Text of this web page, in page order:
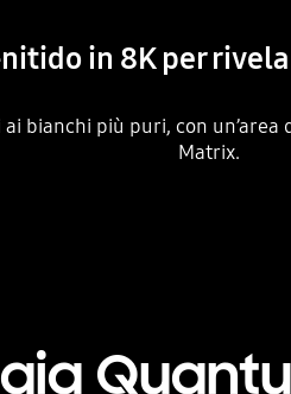
in 8K per
bianchi più puri, con
Matrix.